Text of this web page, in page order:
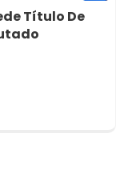
Título De